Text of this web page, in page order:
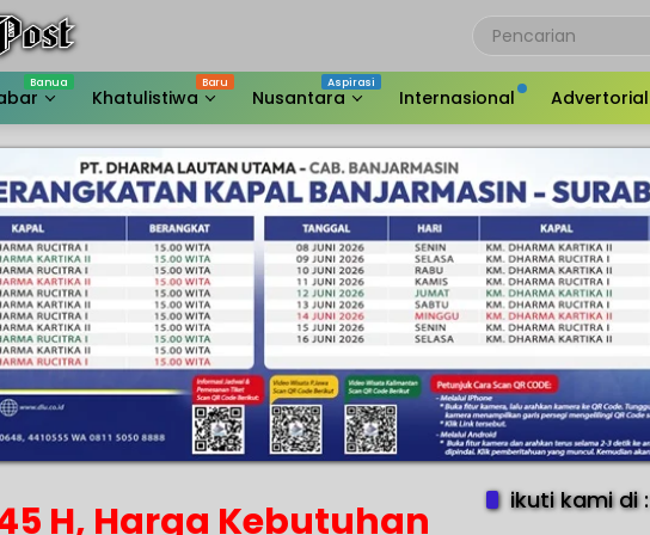
Khatulistiwa Nusantara Internasional Advertorial
H, Harga Kebutuhan
ikuti kami di :